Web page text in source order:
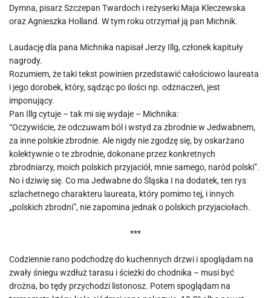
Dymna, pisarz Szczepan Twardoch i reżyserki Maja Kleczewska
oraz Agnieszka Holland. W tym roku otrzymał ją pan Michnik.
Laudację dla pana Michnika napisał Jerzy Illg, członek kapituły
nagrody.
Rozumiem, że taki tekst powinien przedstawić całościowo laureata
i jego dorobek, który, sądząc po ilości np. odznaczeń, jest
imponujący.
Pan Illg cytuje – tak mi się wydaje – Michnika:
“Oczywiście, że odczuwam ból i wstyd za zbrodnie w Jedwabnem,
za inne polskie zbrodnie. Ale nigdy nie zgodzę się, by oskarżano
kolektywnie o te zbrodnie, dokonane przez konkretnych
zbrodniarzy, moich polskich przyjaciół, mnie samego, naród polski”.
No i dziwię się. Co ma Jedwabne do Śląska I na dodatek, ten rys
szlachetnego charakteru laureata, który pomimo tej, i innych
„polskich zbrodni”, nie zapomina jednak o polskich przyjaciołach.
***
Codziennie rano podchodzę do kuchennych drzwi i spoglądam na
zwały śniegu wzdłuż tarasu i ścieżki do chodnika – musi być
drożna, bo tędy przychodzi listonosz. Potem spoglądam na